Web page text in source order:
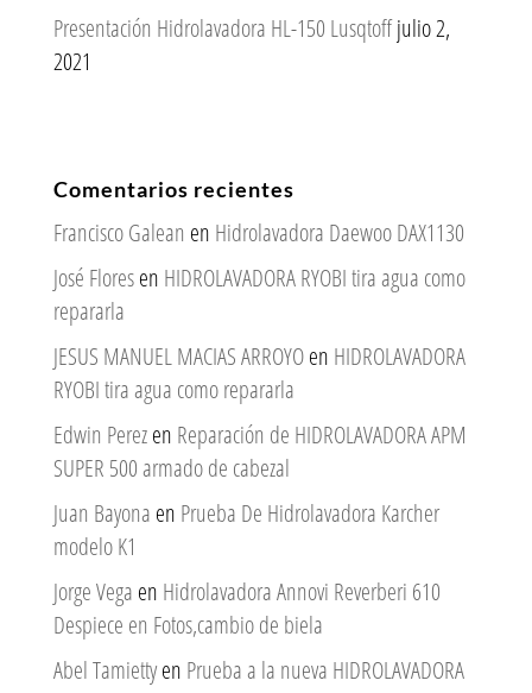
Presentación Hidrolavadora HL-150 Lusqtoffjulio 2,
2021
Comentarios recientes
Francisco Galean en Hidrolavadora Daewoo DAX1130
José Floresen HIDROLAVADORA RYOBI tira agua como
repararla
JESUS MANUEL MACIAS ARROYOen HIDROLAVADORA
RYOBI tira agua como repararla
Edwin Perezen Reparación de HIDROLAVADORA APM
SUPER 500 armado de cabezal
Juan Bayona en Prueba De Hidrolavadora Karcher
modelo K1
Jorge Vega en Hidrolavadora Annovi Reverberi 610
Despiece en Fotos,cambio de biela
Abel Tamiettyen Prueba a la nueva HIDROLAVADORA